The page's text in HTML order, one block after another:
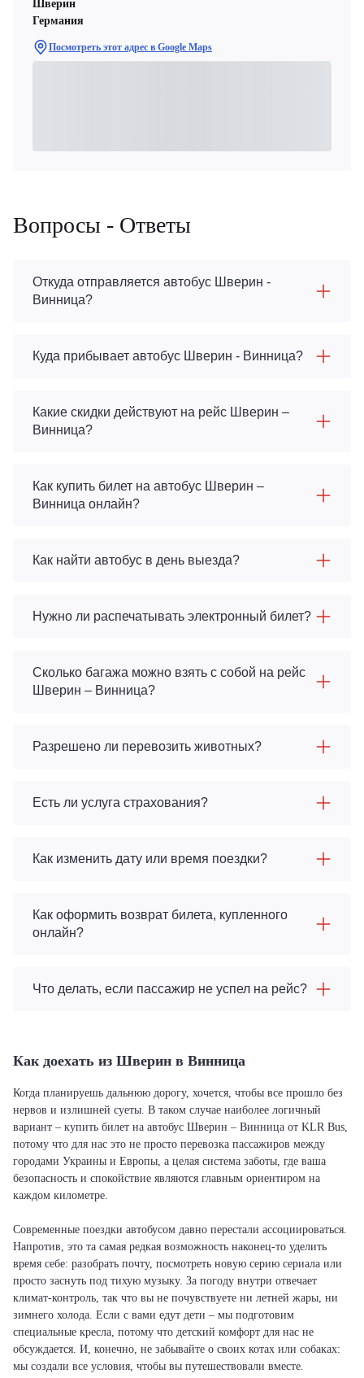
Шверин
Германия
Посмотреть этот адрес в Google Maps
Вопросы - Ответы
Откуда отправляется автобус Шверин -
Винница?
Куда прибывает автобус Шверин - Винница?
Какие скидки действуют на рейс Шверин –
Винница?
Как купить билет на автобус Шверин –
Винница онлайн?
Как найти автобус в день выезда?
Нужно ли распечатывать электронный билет?
Сколько багажа можно взять с собой на рейс
Шверин – Винница?
Разрешено ли перевозить животных?
Есть ли услуга страхования?
Как изменить дату или время поездки?
Как оформить возврат билета, купленного
онлайн?
Что делать, если пассажир не успел на рейс?
Как доехать из Шверин в Винница
Когда планируешь дальнюю дорогу, хочется, чтобы все прошло без
нервов и излишней суеты. В таком случае наиболее логичный
вариант – купить билет на автобус Шверин – Винница от KLR Bus,
потому что для нас это не просто перевозка пассажиров между
городами Украины и Европы, а целая система заботы, где ваша
безопасность и спокойствие являются главным ориентиром на
каждом километре.
Современные поездки автобусом давно перестали ассоциироваться.
Напротив, это та самая редкая возможность наконец-то уделить
время себе: разобрать почту, посмотреть новую серию сериала или
просто заснуть под тихую музыку. За погоду внутри отвечает
климат-контроль, так что вы не почувствуете ни летней жары, ни
зимнего холода. Если с вами едут дети – мы подготовим
специальные кресла, потому что детский комфорт для нас не
обсуждается. И, конечно, не забывайте о своих котах или собаках:
мы создали все условия, чтобы вы путешествовали вместе.